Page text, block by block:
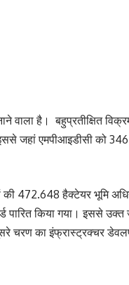
है। बहुप्रतीक्षित
जहां एमपीआइडीसी को
की 472.648 हैक्टेयर भूमि
किया गया। इससे उक्त
चरण का इंफ्रास्ट्रक्चर